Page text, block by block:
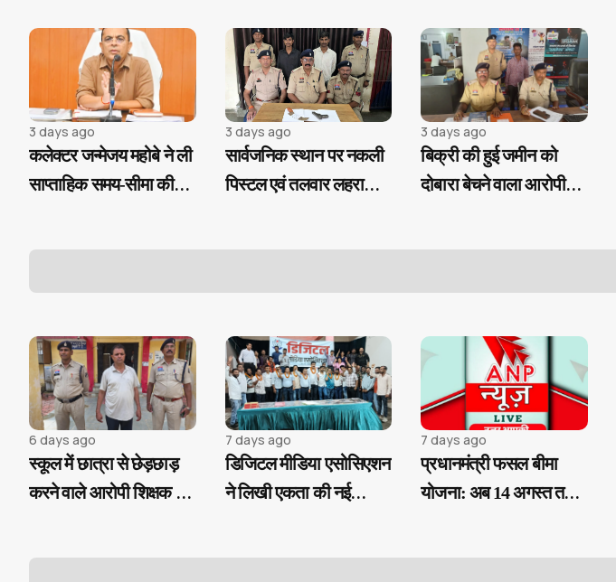
3 days ago
कलेक्टर जन्मेजय महोबे ने ली
साप्ताहिक समय-सीमा की
3 days ago
सार्वजनिक स्थान पर नकली
पिस्टल एवं तलवार लहराकर
3 days ago
बिक्री की हुई जमीन को
दोबारा बेचने वाला आरोपी
6 days ago
स्कूल में छात्रा से छेड़छाड़
करने वाले आरोपी शिक्षक चंद
7 days ago
डिजिटल मीडिया एसोसिएशन
ने लिखी एकता की नई
7 days ago
प्रधानमंत्री फसल बीमा
योजना: अब 14 अगस्त तक